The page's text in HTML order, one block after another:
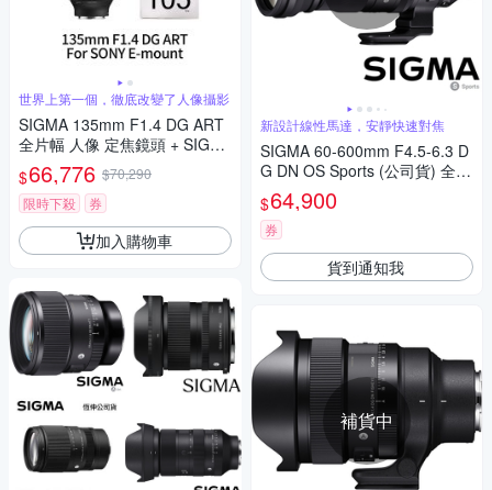
世界上第一個，徹底改變了人像攝影
SIGMA 135mm F1.4 DG ART
全片幅 人像 定焦鏡頭 + SIGM
A WR UV 105mm 保護鏡 For
SONY E-mount (公司貨)
$66,776 $70,290
限時下殺
券
加入購物車
新設計線性馬達，安靜快速對焦
SIGMA 60-600mm F4.5-6.3 D
G DN OS Sports (公司貨) 全片
幅微單眼鏡頭 超望遠變焦鏡頭
運動 飛羽攝影 拍鳥
$64,900
券
貨到通知我
補貨中